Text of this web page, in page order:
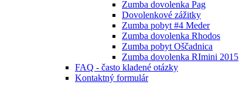
Zumba dovolenka Pag
Dovolenkové zážitky
Zumba pobyt #4 Meder
Zumba dovolenka Rhodos
Zumba pobyt Oščadnica
Zumba dovolenka RImini 2015
FAQ - často kladené otázky
Kontaktný formulár